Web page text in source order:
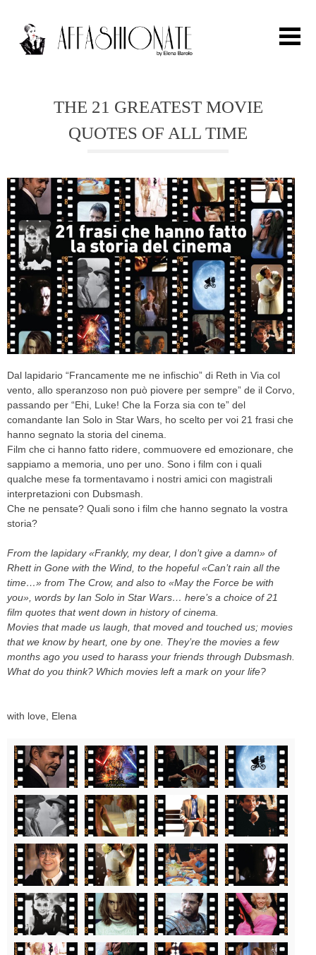
FASHION
OUTFIT
BEAUTY
TRAVEL
PARTIES
CELEB
VIDEO
PRESS
CONTACT
ABOUT
ARCHIVES
THE 21 GREATEST MOVIE
QUOTES OF ALL TIME
Dal lapidario “Francamente me ne infischio” di Reth in Via col
vento, allo speranzoso non può piovere per sempre” de il Corvo,
passando per “Ehi, Luke! Che la Forza sia con te” del
comandante Ian Solo in Star Wars, ho scelto per voi 21 frasi che
hanno segnato la storia del cinema.
Film che ci hanno fatto ridere, commuovere ed emozionare, che
sappiamo a memoria, uno per uno. Sono i film con i quali
qualche mese fa tormentavamo i nostri amici con magistrali
interpretazioni con Dubsmash.
Che ne pensate? Quali sono i film che hanno segnato la vostra
storia?
From the lapidary «Frankly, my dear, I don’t give a damn» of
Rhett in Gone with the Wind, to the hopeful «Can’t rain all the
time…» from The Crow, and also to «May the Force be with
you», words by Ian Solo in Star Wars… here’s a choice of 21
film quotes that went down in history of cinema.
Movies that made us laugh, that moved and touched us; movies
that we know by heart, one by one. They’re the movies a few
months ago you used to harass your friends through Dubsmash.
What do you think? Which movies left a mark on your life?
with love, Elena